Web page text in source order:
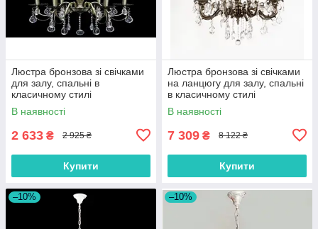
Люстра бронзова зі свічками
для залу, спальні в
класичному стилі
В наявності
2 633 ₴ 2 925 ₴
Купити
Люстра бронзова зі свічками
на ланцюгу для залу, спальні
в класичному стилі
В наявності
7 309 ₴ 8 122 ₴
Купити
–10% –10%